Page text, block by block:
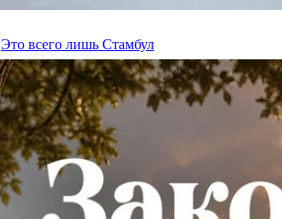
Это всего лишь Стамбул